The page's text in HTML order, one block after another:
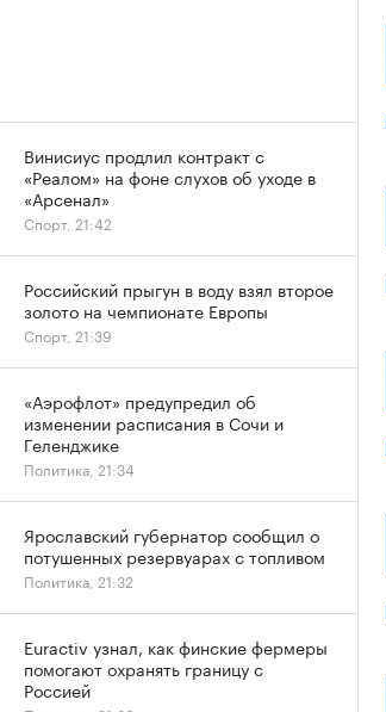
Винисиус продлил контракт с
«Реалом» на фоне слухов об уходе в
«Арсенал»
Спорт, 21:42
Российский прыгун в воду взял второе
золото на чемпионате Европы
Спорт, 21:39
«Аэрофлот» предупредил об
изменении расписания в Сочи и
Геленджике
Политика, 21:34
Ярославский губернатор сообщил о
потушенных резервуарах с топливом
Политика, 21:32
Euractiv узнал, как финские фермеры
помогают охранять границу с
Россией